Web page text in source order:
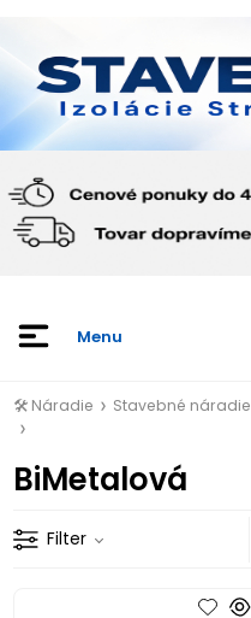
🛠️ Náradie Stavebné náradie
BiMetalová
Filter